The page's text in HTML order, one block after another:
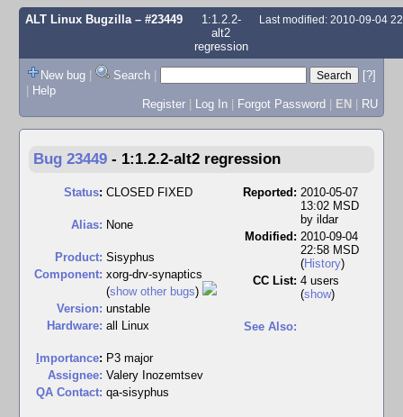
ALT Linux Bugzilla– #23449
1:1.2.2-
alt2
regression
Last modified: 2010-09-04
New bug | Search |
[?]
| Help
Register | Log In | Forgot Password | EN | RU
Bug 23449 - 1:1.2.2-alt2 regression
Status: CLOSED FIXED
Alias: None
Product: Sisyphus
Component: xorg-drv-synaptics
(show other bugs)
Version: unstable
Hardware: all Linux
mportance: P3 major
Assignee: Valery Inozemtsev
QA Contact: qa-sisyphus
Reported: 2010-05-07
13:02 MSD
by ildar
Modified: 2010-09-04
22:58 MSD
(History)
CC List: 4 users
(show)
See Also: